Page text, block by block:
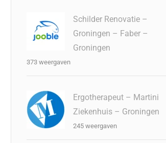
Schilder Renovatie –
Groningen – Faber –
Groningen
373 weergaven
Ergotherapeut – Martini
Ziekenhuis – Groningen
245 weergaven